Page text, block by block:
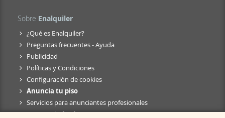
Sobre Enalquiler
¿Qué es Enalquiler?
Preguntas frecuentes - Ayuda
Publicidad
Políticas y Condiciones
Configuración de cookies
Anuncia tu piso
Servicios para anunciantes profesionales
Anuncio de fusión